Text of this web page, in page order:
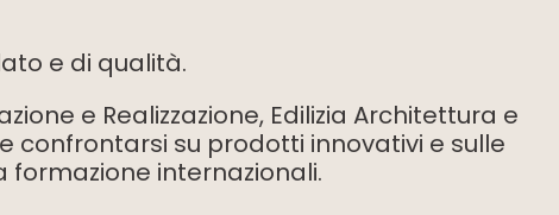
e di qualità.
e Realizzazione, Edilizia Architettura e
confrontarsi su prodotti innovativi e sulle
internazionali.